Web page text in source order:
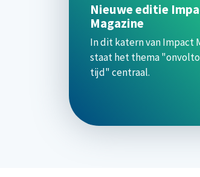
Nieuwe editie
Magazine
In dit katern van Impact
staat het thema
tijd" centraal.